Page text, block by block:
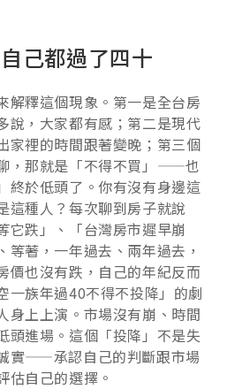
己都過了四十
解釋這個現象。第一是全台房
說，大家都有感；第二是現代
家裡的時間跟著變晚；第三個
，那就是「不得不買」——也
終於低頭了。你有沒有身邊這
這種人？每次聊到房子就說
它跌」、「台灣房市遲早崩
著，一年過去、兩年過去，
價也沒有跌，自己的年紀反而
一族年過40不得不投降」的劇
身上上演。市場沒有崩、時間
頭進場。這個「投降」不是失
實——承認自己的判斷跟市場
估自己的選擇。